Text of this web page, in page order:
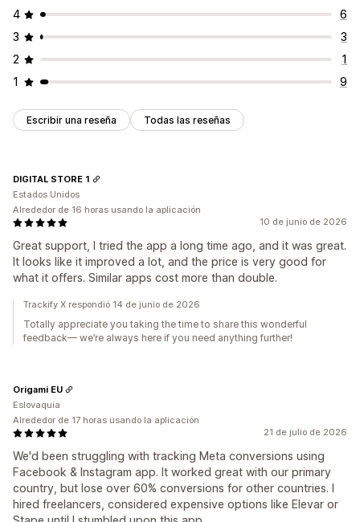
4
6
3
3
2
1
1
9
Escribir una reseña Todas las reseñas
10 de junio de 2026
Great support, I tried the app a long time ago, and it was great.
It looks like it improved a lot, and the price is very good for
what it offers. Similar apps cost more than double.
DIGITAL STORE 1
Estados Unidos
Alrededor de 16 horas usando la aplicación
Trackify X respondió 14 de junio de 2026
Totally appreciate you taking the time to share this wonderful
feedback— we’re always here if you need anything further!
21 de julio de 2026
We'd been struggling with tracking Meta conversions using
Facebook & Instagram app. It worked great with our primary
country, but lose over 60% conversions for other countries. I
hired freelancers, considered expensive options like Elevar or
Origami EU
Eslovaquia
Alrededor de 17 horas usando la aplicación